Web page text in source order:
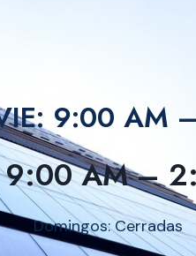
9:00 AM
9:00 AM –
Domingos: Cerradas